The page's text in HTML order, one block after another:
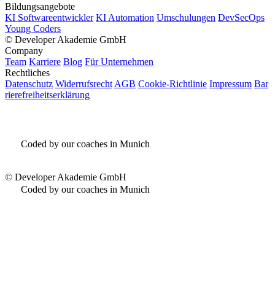
Bildungsangebote
KI Softwareentwickler KI Automation Umschulungen DevSecOps
Young Coders
© Developer Akademie GmbH
Company
Team Karriere Blog Für Unternehmen
Rechtliches
Datenschutz Widerrufsrecht AGB Cookie-Richtlinie Impressum Bar
rierefreiheitserklärung
Coded by our coaches in Munich
© Developer Akademie GmbH
Coded by our coaches in Munich